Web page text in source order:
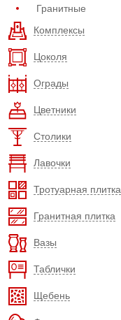
Гранитные
Комплексы
Цоколя
Ограды
Цветники
Столики
Лавочки
Тротуарная плитка
Гранитная плитка
Вазы
Таблички
Щебень